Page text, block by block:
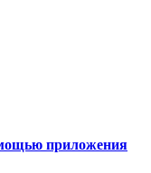
приложения